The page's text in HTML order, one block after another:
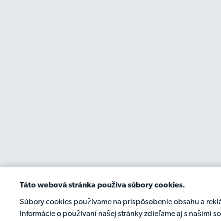
Táto webová stránka používa súbory cookies.
Súbory cookies používame na prispôsobenie obsahu a
Informácie o používaní našej stránky zdieľame aj s našimi